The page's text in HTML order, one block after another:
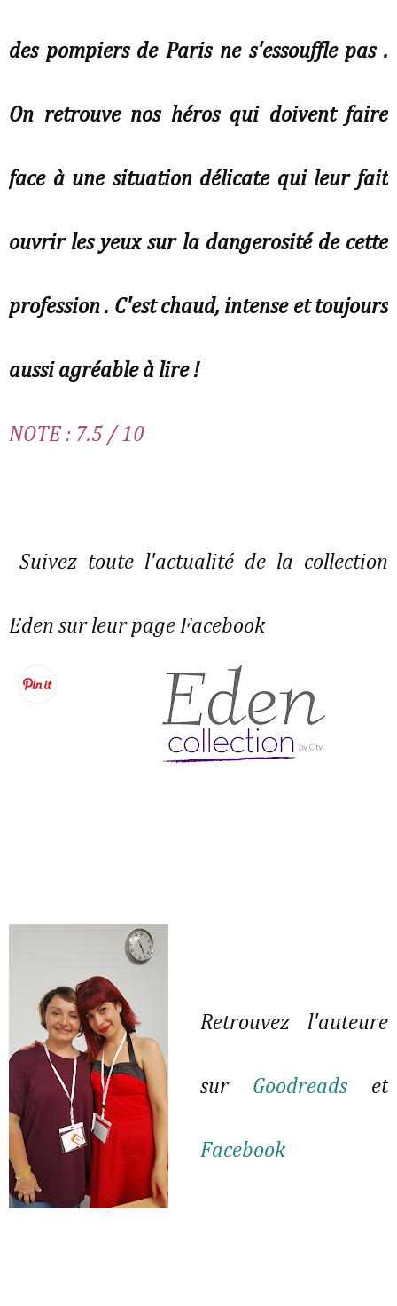
des pompiers de Paris ne s'essouffle pas .
On retrouve nos héros qui doivent faire
face à une situation délicate qui leur fait
ouvrir les yeux sur la dangerosité de cette
profession . C'est chaud, intense et toujours
aussi agréable à lire !
NOTE : 7.5 / 10
Suivez toute l'actualité de la collection
Eden sur leur page Facebook
Retrouvez l'auteure
sur Goodreads et
Facebook